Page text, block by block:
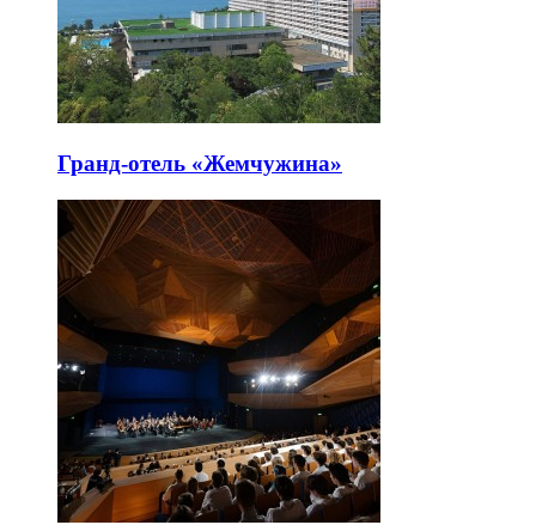
Гранд-отель «Жемчужина»